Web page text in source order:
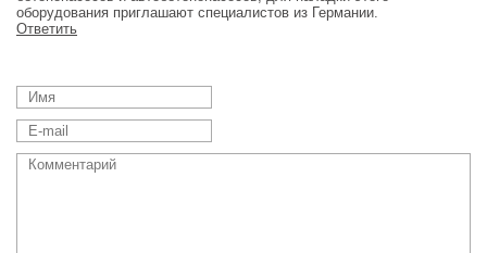
оборудования приглашают специалистов из Германии.
Ответить